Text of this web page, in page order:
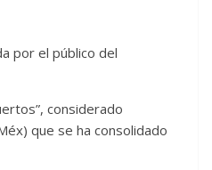
por el público del
considerado
que se ha consolidado